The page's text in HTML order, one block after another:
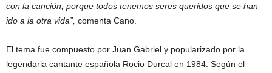
con la canción, porque todos tenemos seres queridos que se han
ido a la otra vida”, comenta Cano.
El tema fue compuesto por Juan Gabriel y popularizado por la
legendaria cantante española Rocio Durcal en 1984. Según el